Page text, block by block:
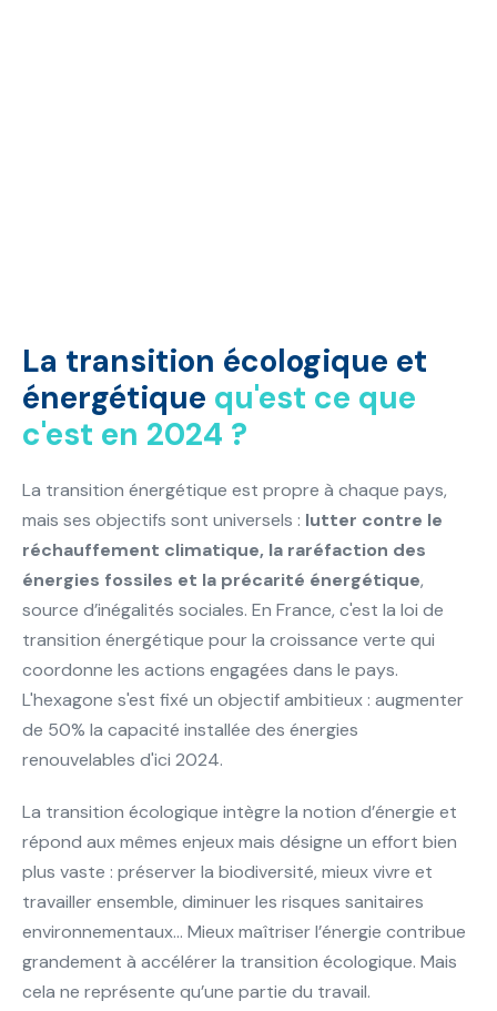
La transition écologique et
énergétique qu'est ce que
c'est en 2024 ?
La transition énergétique est propre à chaque pays,
mais ses objectifs sont universels : lutter contre le
réchauffement climatique, la raréfaction des
énergies fossiles et la précarité énergétique,
source d’inégalités sociales. En France, c'est la loi de
transition énergétique pour la croissance verte qui
coordonne les actions engagées dans le pays.
L'hexagone s'est fixé un objectif ambitieux : augmenter
de 50% la capacité installée des énergies
renouvelables d'ici 2024.
La transition écologique intègre la notion d’énergie et
répond aux mêmes enjeux mais désigne un effort bien
plus vaste : préserver la biodiversité, mieux vivre et
travailler ensemble, diminuer les risques sanitaires
environnementaux… Mieux maîtriser l’énergie contribue
grandement à accélérer la transition écologique. Mais
cela ne représente qu’une partie du travail.